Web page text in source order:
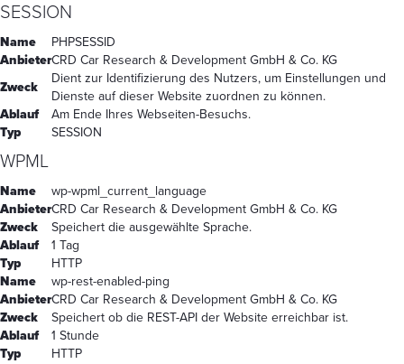
SESSION
Name
PHPSESSID
AnbieterCRD Car Research & Development GmbH & Co. KG
Zweck
Dient zur Identifizierung des Nutzers, um Einstellungen und
Dienste auf dieser Website zuordnen zu können.
Ablauf
Am Ende Ihres Webseiten-Besuchs.
Typ
SESSION
WPML
Name
wp-wpml_current_language
AnbieterCRD Car Research & Development GmbH & Co. KG
Zweck
Speichert die ausgewählte Sprache.
Ablauf
1 Tag
Typ
HTTP
Name
wp-rest-enabled-ping
AnbieterCRD Car Research & Development GmbH & Co. KG
Zweck
Speichert ob die REST-API der Website erreichbar ist.
Ablauf
1 Stunde
Typ
HTTP